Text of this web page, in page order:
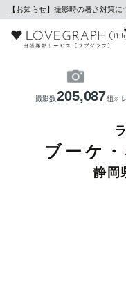
【お知らせ】撮影時の暑さ対策に
撮影数205,087組 ※
ブーケ
静岡